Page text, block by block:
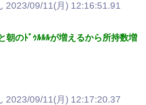
2023/09/11(月) 12:16:51.91
朝のﾄﾞｩﾙﾙﾙが増えるから所持数増
2023/09/11(月) 12:17:20.37